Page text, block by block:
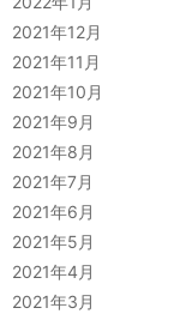
2021年12月
2021年11月
2021年10月
2021年9月
2021年8月
2021年7月
2021年6月
2021年5月
2021年4月
2021年3月